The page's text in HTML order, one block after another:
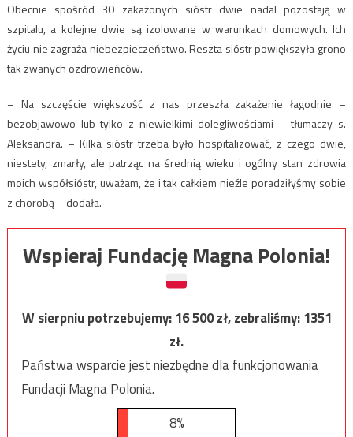
Obecnie spośród 30 zakażonych sióstr dwie nadal pozostają w
szpitalu, a kolejne dwie są izolowane w warunkach domowych. Ich
życiu nie zagraża niebezpieczeństwo. Reszta sióstr powiększyła grono
tak zwanych ozdrowieńców.
– Na szczęście większość z nas przeszła zakażenie łagodnie –
bezobjawowo lub tylko z niewielkimi dolegliwościami – tłumaczy s.
Aleksandra. – Kilka sióstr trzeba było hospitalizować, z czego dwie,
niestety, zmarły, ale patrząc na średnią wieku i ogólny stan zdrowia
moich współsióstr, uważam, że i tak całkiem nieźle poradziłyśmy sobie
z chorobą – dodała.
Wspieraj Fundację Magna Polonia!
W sierpniu potrzebujemy:16 500zł, zebraliśmy:1351
zł.
Państwa wsparcie jest niezbędne dla funkcjonowania
Fundacji Magna Polonia.
8%